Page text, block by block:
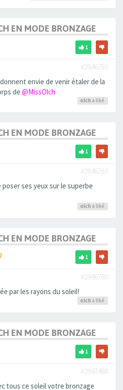
EN MODE BRONZAGE
1
#2946750
envie de venir étaler de la
de @MissOlch
olch a liké
EN MODE BRONZAGE
1
#2946763
poser ses yeux sur le superbe
olch a liké
EN MODE BRONZAGE
1
#2946780
par les rayons du soleil!
olch a liké
EN MODE BRONZAGE
1
#2947488
tous ce soleil votre bronzage